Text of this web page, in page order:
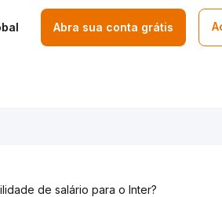
Abra sua conta grátis
de salário para o Inter?